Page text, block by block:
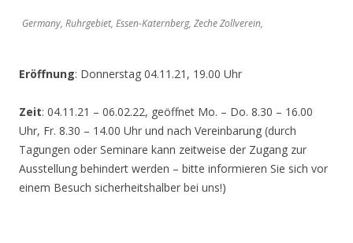
Germany, Ruhrgebiet, Essen-Katernberg, Zeche Zollverein,
Eröffnung: Donnerstag 04.11.21, 19.00 Uhr
Zeit: 04.11.21 – 06.02.22, geöffnet Mo. – Do. 8.30 – 16.00
Uhr, Fr. 8.30 – 14.00 Uhr und nach Vereinbarung (durch
Tagungen oder Seminare kann zeitweise der Zugang zur
Ausstellung behindert werden – bitte informieren Sie sich vor
einem Besuch sicherheitshalber bei uns!)